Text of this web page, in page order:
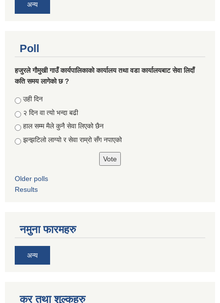
अन्य
Poll
हजुरले गौमुखी गाउँ कार्यपालिकाको कार्यालय तथा वडा कार्यालयबाट सेवा लिदाँ
कति समय लागेको छ ?
Choices
उही दिन
२ दिन वा त्यो भन्दा बढी
हाल सम्म मैले कुनै सेवा लिएको छैन
झन्झटिलो लाग्यो र सेवा राम्रो सँग नपाएको
Older polls
Results
नमुना फारमहरु
अन्य
कर तथा शुल्कहरु